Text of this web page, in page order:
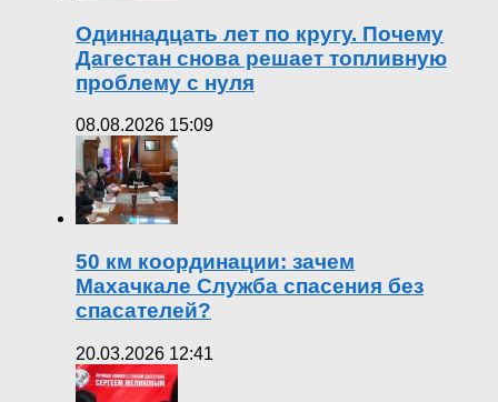
Одиннадцать лет по кругу. Почему
Дагестан снова решает топливную
проблему с нуля
08.08.2026 15:09
50 км координации: зачем
Махачкале Служба спасения без
спасателей?
20.03.2026 12:41